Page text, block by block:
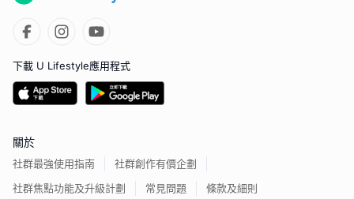
下載 U Lifestyle應用程式
關於
社群最強使用指南
社群創作有價企劃
社群焦點功能及升級計劃
常見問題 條款及細則